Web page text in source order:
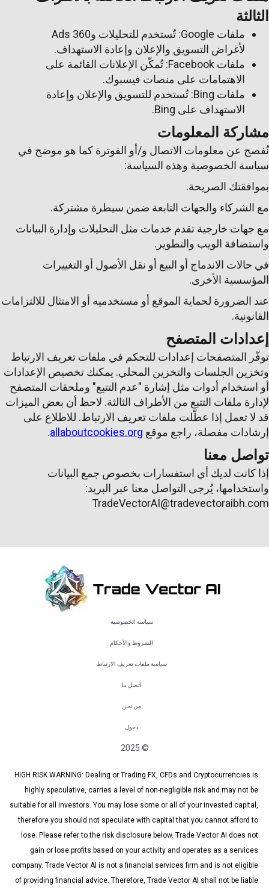
الثالثة
ملفات Google: تُستخدم للتحليلات وAds 360
لأغراض التسويق والإعلان وإعادة الاستهداف.
ملفات Facebook: تُمكّن الإعلانات القائمة على
الاهتمامات على منصات فيسبوك.
ملفات Bing: تُستخدم للتسويق والإعلان وإعادة
الاستهداف على Bing.
مشاركة المعلومات
نُفصح عن معلومات الاتصال و/أو الفوترة كما هو موضح في
سياسة الخصوصية وهذه السياسة:
بموافقتك الصريحة.
مع الشركاء والجهات التابعة ضمن سيطرة مشتركة.
مع جهات خارجية تقدم خدمات مثل التحليلات وإدارة البيانات
واستضافة الويب والتطوير.
في حالات الاندماج أو البيع أو نقل الأصول أو التغييرات
المؤسسية الأخرى.
عند الضرورة لحماية الموقع أو مستخدميه أو الامتثال للالتزامات
القانونية.
إعدادات المتصفح
توفّر المتصفحات إعدادات للتحكم في ملفات تعريف الارتباط
وتخزين الجلسات والتخزين المحلي. يمكنك تخصيص الإعدادات
أو استخدام أدوات مثل إشارة "عدم التتبع" وملحقات المتصفح
لإدارة ملفات التتبع من الأطراف الثالثة. لاحظ أن بعض الميزات
قد لا تعمل إذا عطّلت ملفات تعريف الارتباط. للاطلاع على
إرشادات مفصلة، راجع موقع allaboutcookies.org
.
تواصل معنا
إذا كانت لديك أي استفسارات بخصوص جمع البيانات
واستخدامها، يُرجى التواصل معنا عبر البريد:
TradeVectorAI@tradevectoraibh.com
سياسة الخصوصية
الشروط والأحكام
سياسة ملفات تعريف الارتباط
اتصل بنا
من نحن
دخول
© 2025